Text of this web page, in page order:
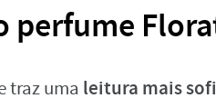
perfume
traz uma leitura mais